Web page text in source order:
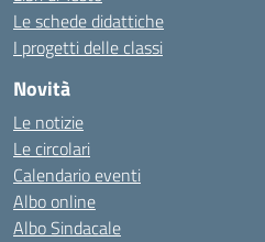
Le schede didattiche
I progetti delle classi
Novità
Le notizie
Le circolari
Calendario eventi
Albo online
Albo Sindacale